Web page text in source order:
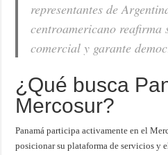
representantes de
centroamericano reafirma
comercial y garante
¿Qué busca
Mercosur?
Panamá participa activamente en el
posicionar su plataforma de servicios y